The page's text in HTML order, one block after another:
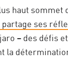
haut sommet
partage ses
– des défis
la